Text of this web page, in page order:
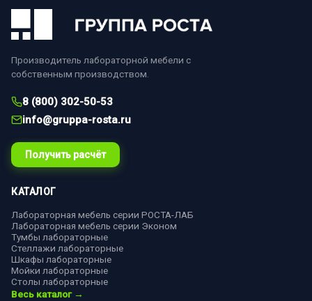
Производитель лабораторной мебели с
собственным производством.
8 (800) 302-50-53
info@gruppa-rosta.ru
Получить расчёт
КАТАЛОГ
Лабораторная мебель серии РОСТА-ЛАБ
Лабораторная мебель серии Эконом
Тумбы лабораторные
Стеллажи лабораторные
Шкафы лабораторные
Мойки лабораторные
Столы лабораторные
Весь каталог →